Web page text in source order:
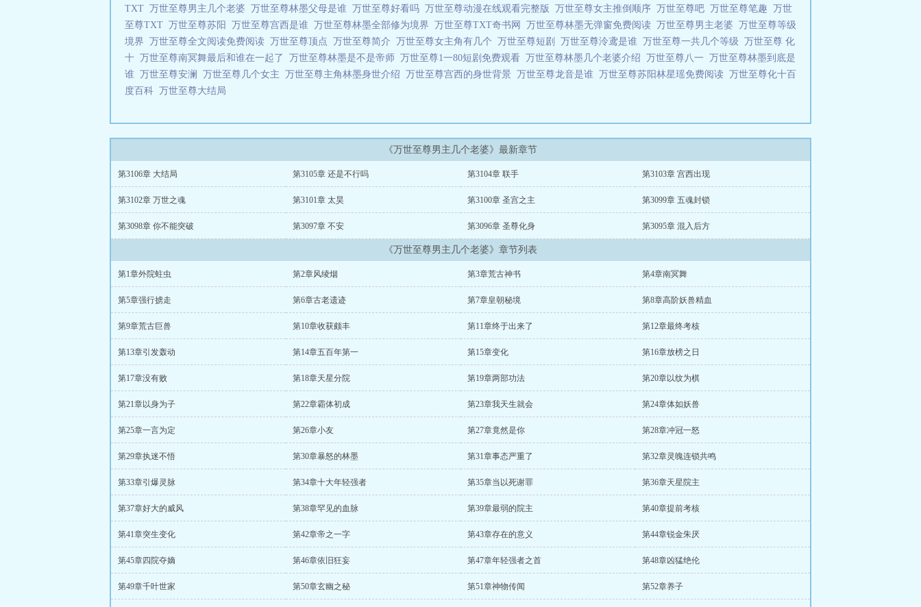
TXT 万世至尊男主几个老婆 万世至尊林墨父母是谁 万世至尊好看吗 万世至尊动漫在线观看完整版 万世至尊女主推倒顺序 万世至尊吧 万世至尊笔趣 万世
至尊TXT 万世至尊苏阳 万世至尊宫西是谁 万世至尊林墨全部修为境界 万世至尊TXT奇书网 万世至尊林墨无弹窗免费阅读 万世至尊男主老婆 万世至尊等级
境界 万世至尊全文阅读免费阅读 万世至尊顶点 万世至尊简介 万世至尊女主角有几个 万世至尊短剧 万世至尊泠鸢是谁 万世至尊一共几个等级 万世至尊 化
十 万世至尊南冥舞最后和谁在一起了 万世至尊林墨是不是帝师 万世至尊1一80短剧免费观看 万世至尊林墨几个老婆介绍 万世至尊八一 万世至尊林墨到底是
谁 万世至尊安澜 万世至尊几个女主 万世至尊主角林墨身世介绍 万世至尊宫西的身世背景 万世至尊龙音是谁 万世至尊苏阳林星瑶免费阅读 万世至尊化十百
度百科 万世至尊大结局
《万世至尊男主几个老婆》最新章节
第3106章 大结局 第3105章 还是不行吗 第3104章 联手 第3103章 宫西出现
第3102章 万世之魂 第3101章 太昊 第3100章 圣宫之主 第3099章 五魂封锁
第3098章 你不能突破 第3097章 不安 第3096章 圣尊化身 第3095章 混入后方
《万世至尊男主几个老婆》章节列表
第1章外院蛀虫 第2章风绫烟 第3章荒古神书 第4章南冥舞
第5章强行掳走 第6章古老遗迹 第7章皇朝秘境 第8章高阶妖兽精血
第9章荒古巨兽 第10章收获颇丰 第11章终于出来了 第12章最终考核
第13章引发轰动 第14章五百年第一 第15章变化 第16章放榜之日
第17章没有败 第18章天星分院 第19章两部功法 第20章以纹为棋
第21章以身为子 第22章霸体初成 第23章我天生就会 第24章体如妖兽
第25章一言为定 第26章小友 第27章竟然是你 第28章冲冠一怒
第29章执迷不悟 第30章暴怒的林墨 第31章事态严重了 第32章灵魄连锁共鸣
第33章引爆灵脉 第34章十大年轻强者 第35章当以死谢罪 第36章天星院主
第37章好大的威风 第38章罕见的血脉 第39章最弱的院主 第40章提前考核
第41章突生变化 第42章帝之一字 第43章存在的意义 第44章锐金朱厌
第45章四院夺嫡 第46章依旧狂妄 第47章年轻强者之首 第48章凶猛绝伦
第49章千叶世家 第50章玄幽之秘 第51章神物传闻 第52章养子